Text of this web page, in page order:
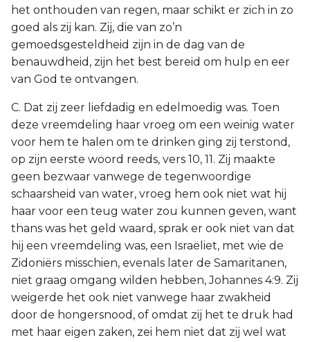
het onthouden van regen, maar schikt er zich in zo
goed als zij kan. Zij, die van zo’n
gemoedsgesteldheid zijn in de dag van de
benauwdheid, zijn het best bereid om hulp en eer
van God te ontvangen.
C. Dat zij zeer liefdadig en edelmoedig was. Toen
deze vreemdeling haar vroeg om een weinig water
voor hem te halen om te drinken ging zij terstond,
op zijn eerste woord reeds, vers 10, 11. Zij maakte
geen bezwaar vanwege de tegenwoordige
schaarsheid van water, vroeg hem ook niet wat hij
haar voor een teug water zou kunnen geven, want
thans was het geld waard, sprak er ook niet van dat
hij een vreemdeling was, een Israëliet, met wie de
Zidoniërs misschien, evenals later de Samaritanen,
niet graag omgang wilden hebben, Johannes 4:9. Zij
weigerde het ook niet vanwege haar zwakheid
door de hongersnood, of omdat zij het te druk had
met haar eigen zaken, zei hem niet dat zij wel wat